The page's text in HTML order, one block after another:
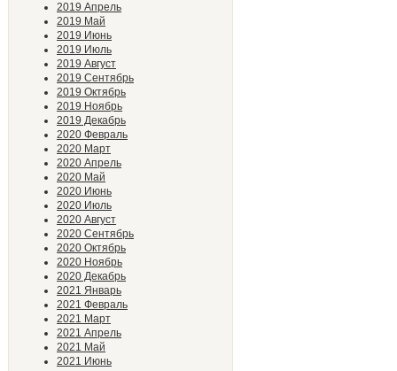
2019 Апрель
2019 Май
2019 Июнь
2019 Июль
2019 Август
2019 Сентябрь
2019 Октябрь
2019 Ноябрь
2019 Декабрь
2020 Февраль
2020 Март
2020 Апрель
2020 Май
2020 Июнь
2020 Июль
2020 Август
2020 Сентябрь
2020 Октябрь
2020 Ноябрь
2020 Декабрь
2021 Январь
2021 Февраль
2021 Март
2021 Апрель
2021 Май
2021 Июнь